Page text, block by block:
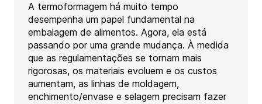
A termoformagem há muito tempo
desempenha um papel fundamental na
embalagem de alimentos. Agora, ela está
passando por uma grande mudança. À medida
que as regulamentações se tornam mais
rigorosas, os materiais evoluem e os custos
aumentam, as linhas de moldagem,
enchimento/envase e selagem precisam fazer